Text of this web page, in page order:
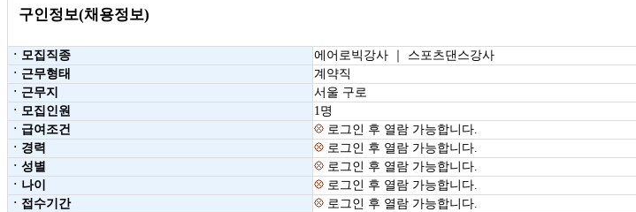
구인정보(채용정보)
ㆍ모집직종
에어로빅강사 ｜ 스포츠댄스강사
ㆍ근무형태
계약직
ㆍ근무지
서울 구로
ㆍ모집인원
1명
ㆍ급여조건
로그인 후 열람 가능합니다.
ㆍ경력
로그인 후 열람 가능합니다.
ㆍ성별
로그인 후 열람 가능합니다.
ㆍ나이
로그인 후 열람 가능합니다.
ㆍ접수기간
로그인 후 열람 가능합니다.